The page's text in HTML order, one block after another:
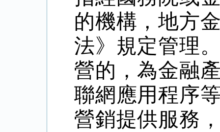
的機構，地方
法》規定管理
營的，為金融
聯網應用程序
營銷提供服務